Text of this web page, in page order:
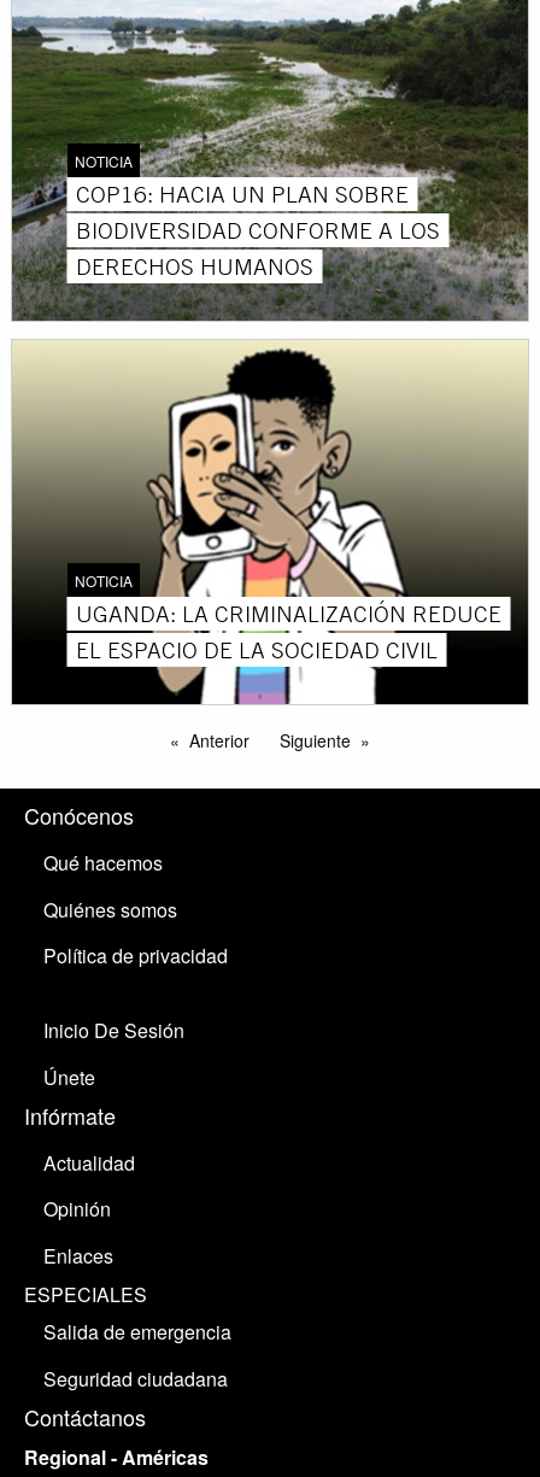
NOTICIA
COP16: HACIA UN PLAN SOBRE
BIODIVERSIDAD CONFORME A LOS
DERECHOS HUMANOS
NOTICIA
UGANDA: LA CRIMINALIZACIÓN REDUCE
EL ESPACIO DE LA SOCIEDAD CIVIL
Anterior Siguiente
Conócenos
Qué hacemos
Quiénes somos
Política de privacidad
Inicio De Sesión
Únete
Infórmate
Actualidad
Opinión
Enlaces
ESPECIALES
Salida de emergencia
Seguridad ciudadana
Contáctanos
Regional - Américas